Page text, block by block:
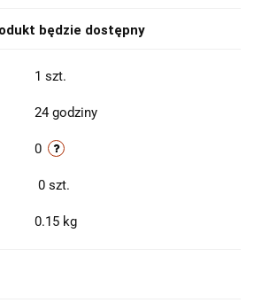
będzie dostępny
1 szt.
24 godziny
0
0 szt.
0.15 kg